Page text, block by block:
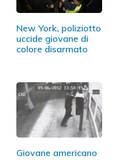
New York, poliziotto
uccide giovane di
colore disarmato
Giovane americano